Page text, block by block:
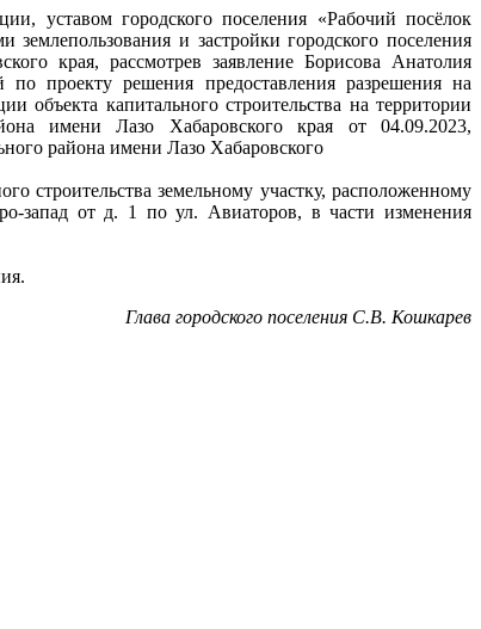
уставом городского поселения «Рабочий посёлок
и застройки городского поселения
края, рассмотрев заявление Борисова Анатолия
проекту решения предоставления разрешения на
объекта капитального строительства на территории
имени Лазо Хабаровского края от 04.09.2023,
района имени Лазо Хабаровского
строительства земельному участку, расположенному
запад от д. 1 по ул. Авиаторов, в части изменения
Глава городского поселения С.В. Кошкарев